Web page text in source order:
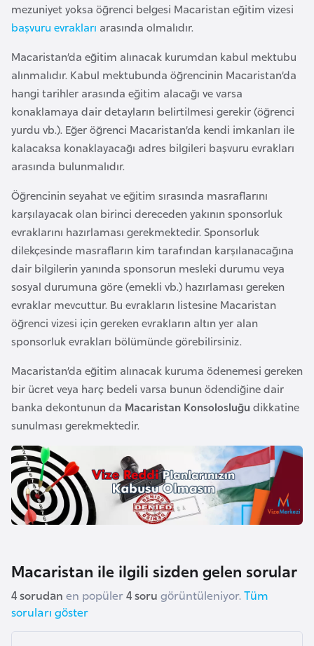
mezuniyet yoksa öğrenci belgesi Macaristan eğitim vizesi
başvuru evrakları arasında olmalıdır.
Macaristan’da eğitim alınacak kurumdan kabul mektubu
alınmalıdır. Kabul mektubunda öğrencinin Macaristan’da
hangi tarihler arasında eğitim alacağı ve varsa
konaklamaya dair detayların belirtilmesi gerekir (öğrenci
yurdu vb.). Eğer öğrenci Macaristan’da kendi imkanları ile
kalacaksa konaklayacağı adres bilgileri başvuru evrakları
arasında bulunmalıdır.
Öğrencinin seyahat ve eğitim sırasında masraflarını
karşılayacak olan birinci dereceden yakının sponsorluk
evraklarını hazırlaması gerekmektedir. Sponsorluk
dilekçesinde masrafların kim tarafından karşılanacağına
dair bilgilerin yanında sponsorun mesleki durumu veya
sosyal durumuna göre (emekli vb.) hazırlaması gereken
evraklar mevcuttur. Bu evrakların listesine Macaristan
öğrenci vizesi için gereken evrakların altın yer alan
sponsorluk evrakları bölümünde görebilirsiniz.
Macaristan’da eğitim alınacak kuruma ödenemesi gereken
bir ücret veya harç bedeli varsa bunun ödendiğine dair
banka dekontunun da Macaristan Konsolosluğu dikkatine
sunulması gerekmektedir.
Macaristan ile ilgili sizden gelen sorular
4 sorudan en popüler4 soru görüntüleniyor. Tüm
soruları göster
r
k
m
o
a
t
i
k
K
o
n
g
o
B
u
l
a
r
i
s
t
n
E